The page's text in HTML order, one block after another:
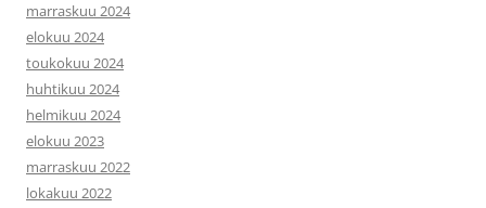
marraskuu 2024
elokuu 2024
toukokuu 2024
huhtikuu 2024
helmikuu 2024
elokuu 2023
marraskuu 2022
lokakuu 2022